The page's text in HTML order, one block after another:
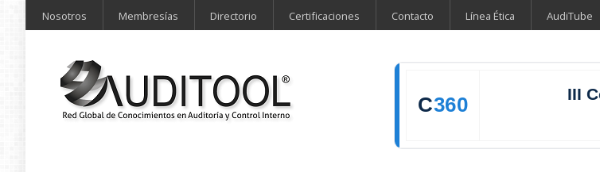
Nosotros Membresías Directorio Certificaciones Contacto Línea Ética AudiTube
C360
III